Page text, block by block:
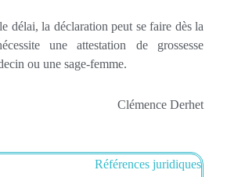
délai, la déclaration peut se faire dès la
une attestation de grossesse
ou une sage-femme.
Clémence Derhet
Références juridiques